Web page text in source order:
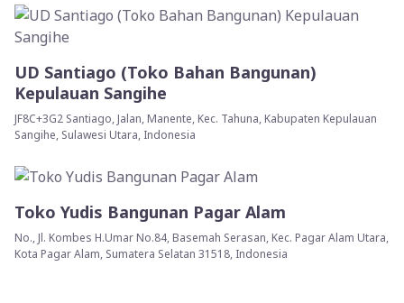
UD Santiago (Toko Bahan Bangunan)
Kepulauan Sangihe
JF8C+3G2 Santiago, Jalan, Manente, Kec. Tahuna, Kabupaten Kepulauan
Sangihe, Sulawesi Utara, Indonesia
Toko Yudis Bangunan Pagar Alam
No., Jl. Kombes H.Umar No.84, Basemah Serasan, Kec. Pagar Alam Utara,
Kota Pagar Alam, Sumatera Selatan 31518, Indonesia